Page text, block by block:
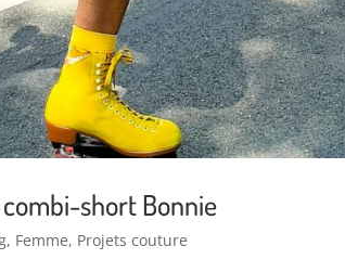
combi-short Bonnie
, Femme, Projets couture